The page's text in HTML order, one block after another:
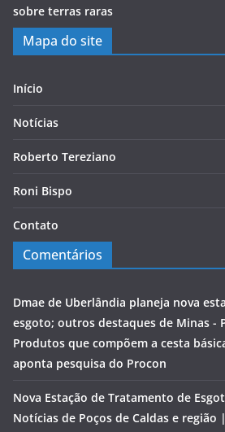
sobre terras raras
Mapa do site
Início
Notícias
Roberto Tereziano
Roni Bispo
Contato
Comentários
Dmae de Uberlândia planeja nova
esgoto; outros destaques de Minas -
Produtos que compõem a cesta
aponta pesquisa do Procon
Nova Estação de Tratamento de
Notícias de Poços de Caldas e região